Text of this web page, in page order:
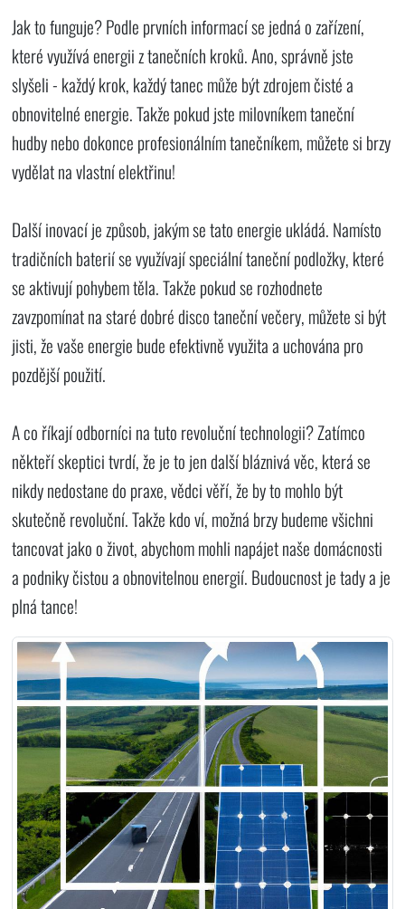
Jak to funguje? Podle prvních informací se jedná o zařízení,
které využívá energii z tanečních kroků. Ano, správně jste
slyšeli - každý krok, každý tanec může být zdrojem čisté a
obnovitelné energie. Takže pokud jste milovníkem taneční
hudby nebo dokonce profesionálním tanečníkem, můžete si brzy
vydělat na vlastní elektřinu!
Další inovací je způsob, jakým se tato energie ukládá. Namísto
tradičních baterií se využívají speciální taneční podložky, které
se aktivují pohybem těla. Takže pokud se rozhodnete
zavzpomínat na staré dobré disco taneční večery, můžete si být
jisti, že vaše energie bude efektivně využita a uchována pro
pozdější použití.
A co říkají odborníci na tuto revoluční technologii? Zatímco
někteří skeptici tvrdí, že je to jen další bláznivá věc, která se
nikdy nedostane do praxe, vědci věří, že by to mohlo být
skutečně revoluční. Takže kdo ví, možná brzy budeme všichni
tancovat jako o život, abychom mohli napájet naše domácnosti
a podniky čistou a obnovitelnou energií. Budoucnost je tady a je
plná tance!